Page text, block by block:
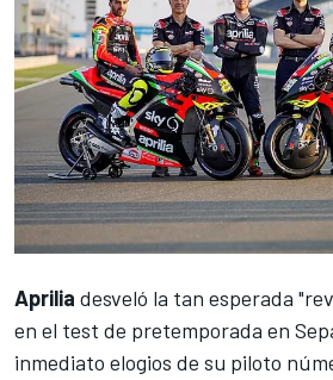
Aprilia desveló la tan esperada
en el test de pretemporada en
inmediato elogios de su piloto